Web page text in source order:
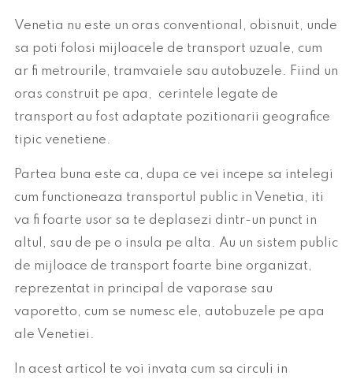
Venetia nu este un oras conventional, obisnuit, unde
sa poti folosi mijloacele de transport uzuale, cum
ar fi metrourile, tramvaiele sau autobuzele. Fiind un
oras construit pe apa, cerintele legate de
transport au fost adaptate pozitionarii geografice
tipic venetiene.
Partea buna este ca, dupa ce vei incepe sa intelegi
cum functioneaza transportul public in Venetia, iti
va fi foarte usor sa te deplasezi dintr-un punct in
altul, sau de pe o insula pe alta. Au un sistem public
de mijloace de transport foarte bine organizat,
reprezentat in principal de vaporase sau
vaporetto, cum se numesc ele, autobuzele pe apa
ale Venetiei.
In acest articol te voi invata cum sa circuli in